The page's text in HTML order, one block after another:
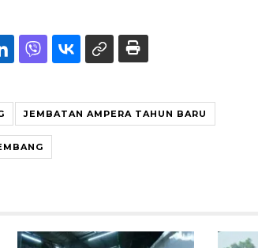
JEMBATAN AMPERA TAHUN BARU